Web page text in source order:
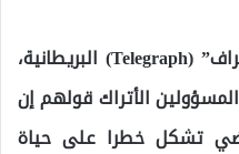
وفي تقرير نشرته صحيفة “تلغراف” (Telegraph) البريطانية،
الأتراك قولهم إن
تشكل خطرا على حياة